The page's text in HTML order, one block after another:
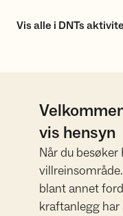
Vis alle i DNTs
vis hensyn
Når du besøker
blant annet
kraftanlegg